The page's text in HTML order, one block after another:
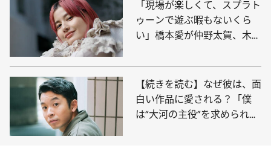
「現場が楽しくて、スプラト
ゥーンで遊ぶ暇もないくら
い」橋本愛が仲野太賀、木竜
ボウリング
【続きを読む】なぜ彼は、面
白い作品に愛される？「僕
は“大河の主役”を求められて